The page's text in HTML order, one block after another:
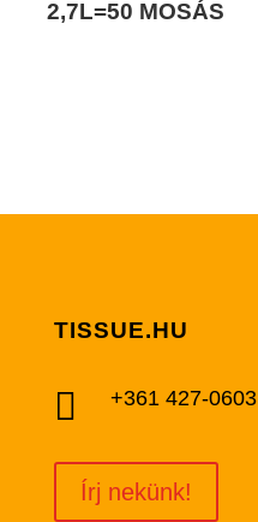
2,7L=50 MOSÁS
TISSUE.HU
 +361 427-0603
Írj nekünk!